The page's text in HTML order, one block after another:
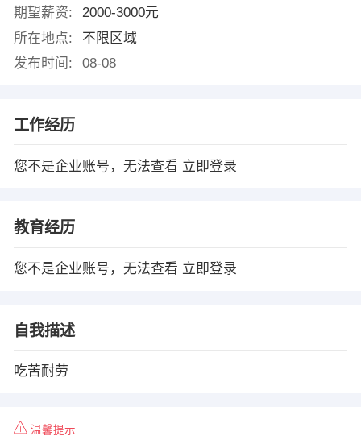
期望薪资:
2000-3000元
所在地点:
不限区域
发布时间:
08-08
工作经历
您不是企业账号，无法查看 立即登录
教育经历
您不是企业账号，无法查看 立即登录
自我描述
吃苦耐劳
温馨提示